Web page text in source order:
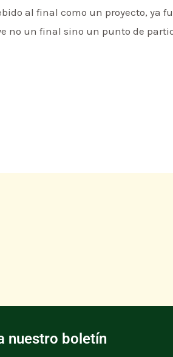
al final como un proyecto, ya
no un final sino un punto de
nuestro boletín